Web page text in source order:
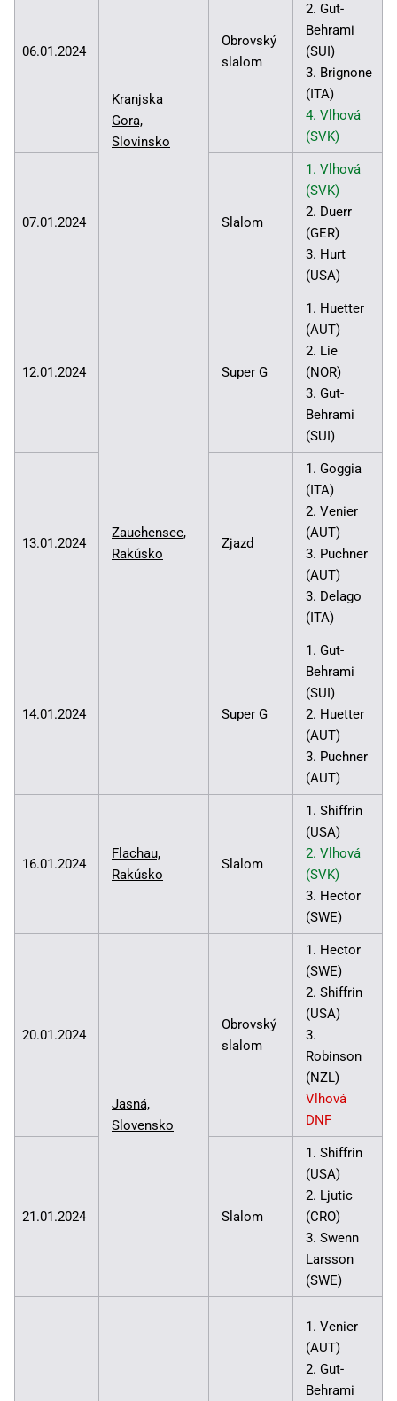
06.01.2024
Kranjska
Gora,
Slovinsko
Obrovský
slalom
2. Gut-
Behrami
(SUI)
3. Brignone
(ITA)
4. Vlhová
(SVK)
07.01.2024 Slalom
1. Vlhová
(SVK)
2. Duerr
(GER)
3. Hurt
(USA)
12.01.2024
Zauchensee,
Rakúsko
Super G
1. Huetter
(AUT)
2. Lie
(NOR)
3. Gut-
Behrami
(SUI)
13.01.2024 Zjazd
1. Goggia
(ITA)
2. Venier
(AUT)
3. Puchner
(AUT)
3. Delago
(ITA)
14.01.2024 Super G
1. Gut-
Behrami
(SUI)
2. Huetter
(AUT)
3. Puchner
(AUT)
16.01.2024
Flachau,
Rakúsko
Slalom
1. Shiffrin
(USA)
2. Vlhová
(SVK)
3. Hector
(SWE)
20.01.2024
Jasná,
Slovensko
Obrovský
slalom
1. Hector
(SWE)
2. Shiffrin
(USA)
3.
Robinson
(NZL)
Vlhová
DNF
21.01.2024 Slalom
1. Shiffrin
(USA)
2. Ljutic
(CRO)
3. Swenn
Larsson
(SWE)
1. Venier
(AUT)
2. Gut-
Behrami